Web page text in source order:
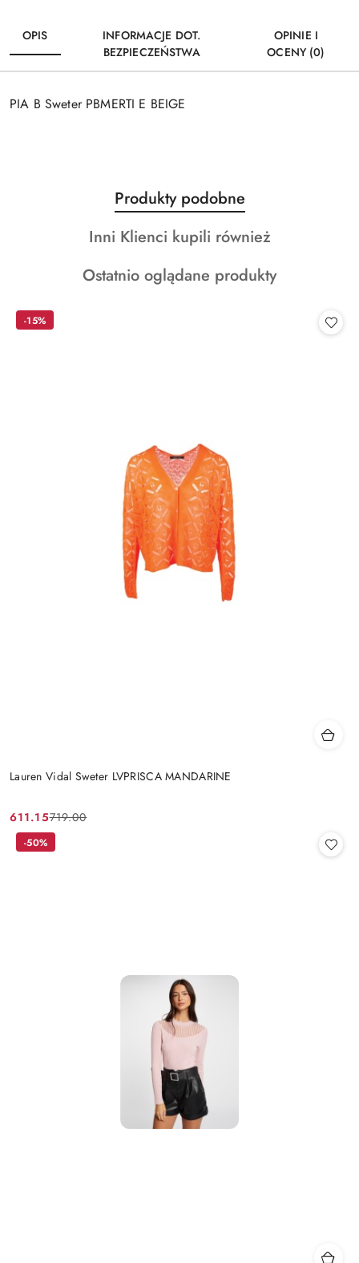
OPIS
INFORMACJE DOT.
BEZPIECZEŃSTWA
OPINIE I
OCENY (0)
PIA B Sweter PBMERTI E BEIGE
Pomiń karuzelę produktów
Produkty
o
statusie:
Produkty podobne
Produkty
statusie:
Inni Klienci kupili również
Produkty
Ostatnio oglądane produkty
Lauren Vidal Sweter LVPRISCA MANDARINE
Cena
promocyjna:
611.15
Cena
przed
719.00
-15%
-50%